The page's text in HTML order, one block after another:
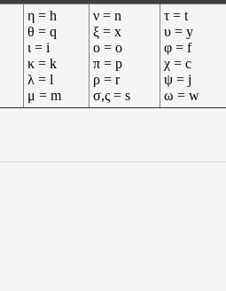
η = h
θ = q
ι = i
κ = k
λ = l
μ = m
ν = n
ξ = x
ο = o
π = p
ρ = r
σ,ς = s
τ = t
υ = y
φ = f
χ = c
ψ = j
ω = w